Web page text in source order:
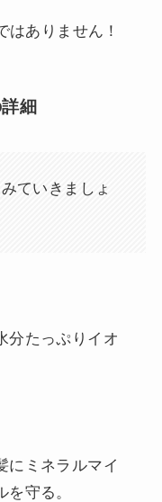
はありません！
細
ていきましょ
分たっぷりイオ
にミネラルマイ
守る。